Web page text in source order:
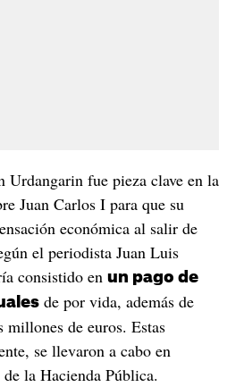
Urdangarin fue pieza clave en la
Juan Carlos I para que su
económica al salir de
el periodista Juan Luis
consistido en un pago de
de por vida, además de
de euros. Estas
se llevaron a cabo en
la Hacienda Pública.